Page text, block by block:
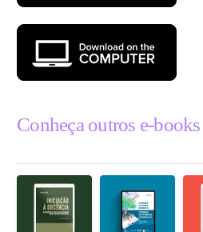
Conheça outros e-books